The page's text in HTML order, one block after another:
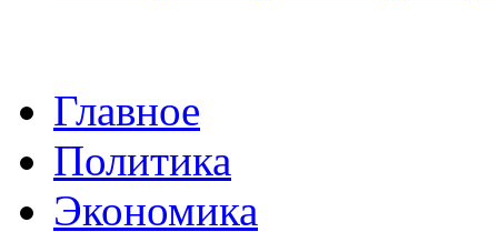
Главное
Политика
Экономика